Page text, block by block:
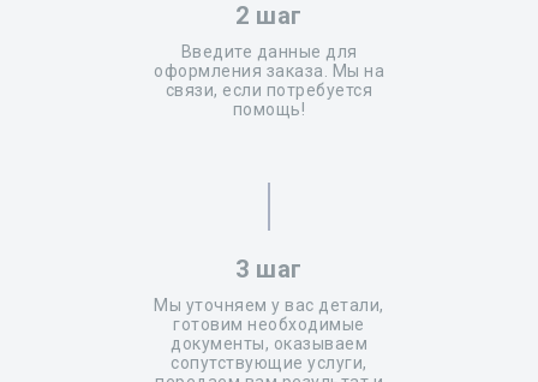
3 шаг
2 шаг
Введите данные для
оформления заказа. Мы на
связи, если потребуется
помощь!
Мы уточняем у вас детали,
готовим необходимые
документы, оказываем
сопутствующие услуги,